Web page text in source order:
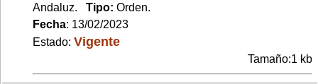
Andaluz. Tipo: Orden.
Fecha: 13/02/2023
Estado: Vigente
Tamaño:1 kb